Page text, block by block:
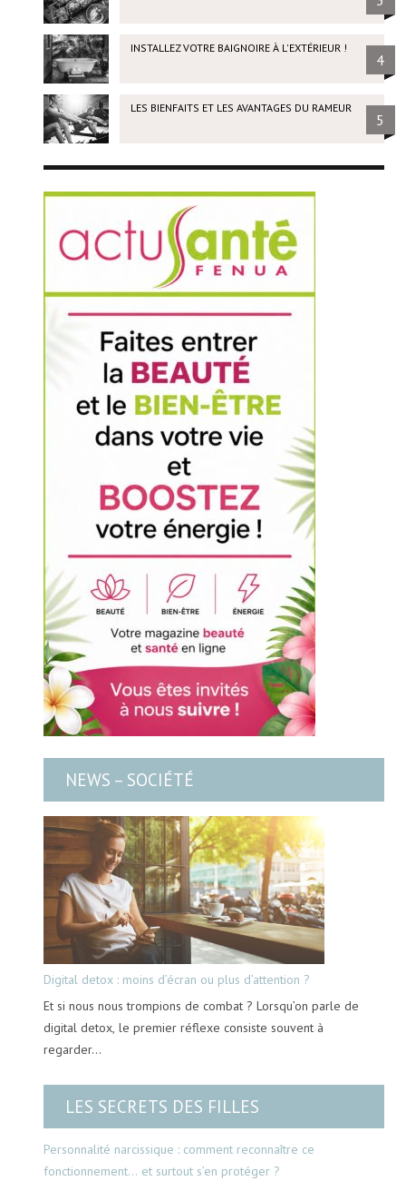
INSTALLEZ VOTRE BAIGNOIRE À L'EXTÉRIEUR !
4
LES BIENFAITS ET LES AVANTAGES DU RAMEUR
5
NEWS – SOCIÉTÉ
Digital detox : moins d’écran ou plus d’attention ?
Et si nous nous trompions de combat ? Lorsqu’on parle de
digital detox, le premier réflexe consiste souvent à
regarder…
LES SECRETS DES FILLES
Personnalité narcissique : comment reconnaître ce
fonctionnement… et surtout s’en protéger ?